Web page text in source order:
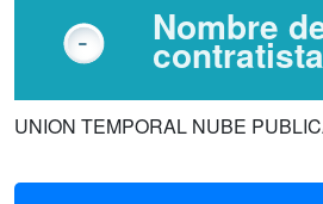
Nombre
contratista
UNION TEMPORAL NUBE